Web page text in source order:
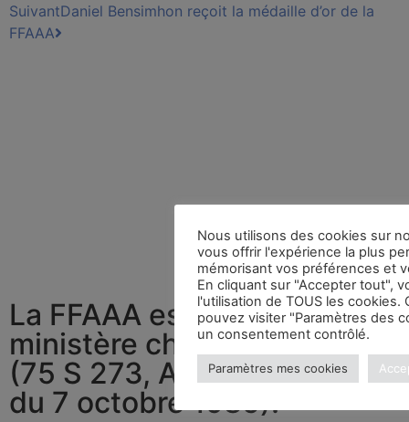
SuivantDaniel Bensimhon reçoit la médaille d’or de la
FFAAA
La FFAAA est agréée par le
ministère chargé des Sports
(75 S 273, Arrêté ministériel
du 7 octobre 1985).
Nous utilisons des cookies sur
vous offrir l'expérience la plus
mémorisant vos préférences et
En cliquant sur "Accepter tout",
l'utilisation de TOUS les cookies.
pouvez visiter "Paramètres des
un consentement contrôlé.
Paramètres mes cookies